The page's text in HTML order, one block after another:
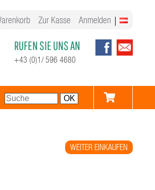
Zur Kasse Anmelden
RUFEN SIE UNS AN
+43 (0)1/ 596 4680
WEITER EINKAUFEN